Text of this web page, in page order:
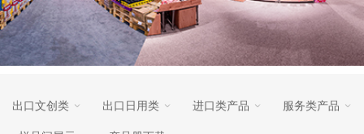
出口文创类 出口日用类 进口类产品 服务类产品